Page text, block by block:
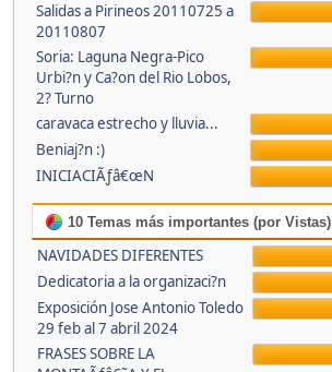
Salidas a Pirineos 20110725 a
20110807
Soria: Laguna Negra-Pico
Urbi?n y Ca?on del Rio Lobos,
2? Turno
caravaca estrecho y lluvia...
Beniaj?n :)
INICIACIÃƒâ€œN
10 Temas más importantes (por Vistas)
NAVIDADES DIFERENTES
Dedicatoria a la organizaci?n
Exposición Jose Antonio Toledo
29 feb al 7 abril 2024
FRASES SOBRE LA